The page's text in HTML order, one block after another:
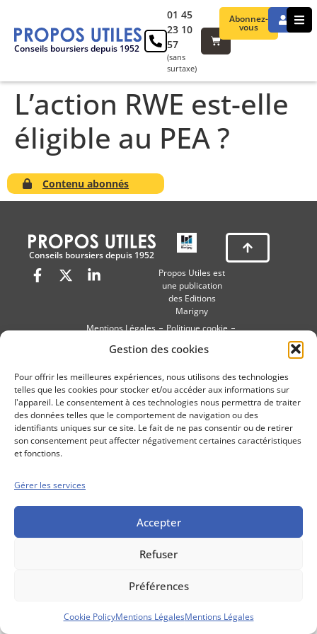
Gestion des cookies
Pour offrir les meilleures expériences, nous utilisons des technologies
telles que les cookies pour stocker et/ou accéder aux informations sur
l'appareil. Le consentement à ces technologies nous permettra de traiter
des données telles que le comportement de navigation ou des
identifiants uniques sur ce site. Le fait de ne pas consentir ou de retirer
son consentement peut affecter négativement certaines caractéristiques
et fonctions.
Gérer les services
Accepter
Refuser
Préférences
Cookie PolicyMentions LégalesMentions Légales
Conseils boursiers depuis 1952
Abonnez-
vous
01 45
23 10
57
(sans
surtaxe)
L’action RWE est-elle
éligible au PEA ?
Contenu abonnés
Conseils boursiers depuis 1952
Propos Utiles est
une publication
des Editions
Marigny
Mentions Légales
Politique cookie
Conditions générales de vente